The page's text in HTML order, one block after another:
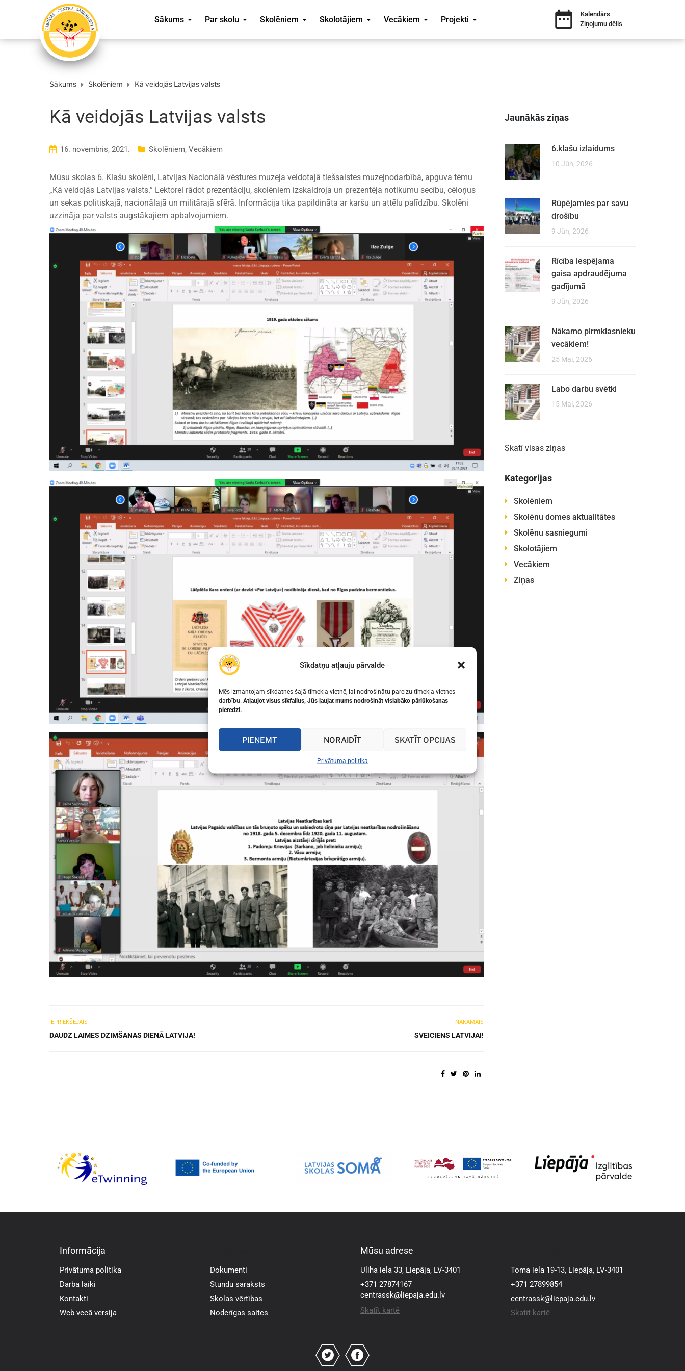
Sīkdatņu atļauju pārvalde
Mēs izmantojam sīkdatnes šajā tīmekļa vietnē, lai nodrošinātu pareizu tīmekļa vietnes
darbību. Atļaujot visus sīkfailus, Jūs ļaujat mums nodrošināt vislabāko pārlūkošanas
pieredzi.
PIEŅEMT NORAIDĪT SKATĪT OPCIJAS
Privātuma politika
Sākums Par skolu Skolēniem Skolotājiem Vecākiem Projekti
Kalendārs
Ziņojumu dēlis
Sākums Skolēniem Kā veidojās Latvijas valsts
Kā veidojās Latvijas valsts
16. novembris, 2021. Skolēniem, Vecākiem
Mūsu skolas 6. Klašu skolēni, Latvijas Nacionālā vēstures muzeja veidotajā tiešsaistes muzejnodarbībā, apguva tēmu
„Kā veidojās Latvijas valsts.” Lektorei rādot prezentāciju, skolēniem izskaidroja un prezentēja notikumu secību, cēloņus
un sekas politiskajā, nacionālajā un militārajā sfērā. Informācija tika papildināta ar karšu un attēlu palīdzību. Skolēni
uzzināja par valsts augstākajiem apbalvojumiem.
IEPRIEKŠĒJAIS
DAUDZ LAIMES DZIMŠANAS DIENĀ LATVIJA!
NĀKAMAIS
SVEICIENS LATVIJAI!
Jaunākās ziņas
6.klašu izlaidums
10 Jūn, 2026
Rūpējamies par savu
drošību
9 Jūn, 2026
Rīcība iespējama
gaisa apdraudējuma
gadījumā
9 Jūn, 2026
Nākamo pirmklasnieku
vecākiem!
25 Mai, 2026
Labo darbu svētki
15 Mai, 2026
Skatī visas ziņas
Kategorijas
Skolēniem
Skolēnu domes aktualitātes
Skolēnu sasniegumi
Skolotājiem
Vecākiem
Ziņas
Informācija
Privātuma politika
Darba laiki
Kontakti
Web vecā versija
Dokumenti
Stundu saraksts
Skolas vērtības
Noderīgas saites
Mūsu adrese
Uliha iela 33, Liepāja, LV-3401
+371 27874167
centrassk@liepaja.edu.lv
Skatīt kartē
Toma iela 19-13, Liepāja, LV-3401
+371 27899854
centrassk@liepaja.edu.lv
Skatīt kartē